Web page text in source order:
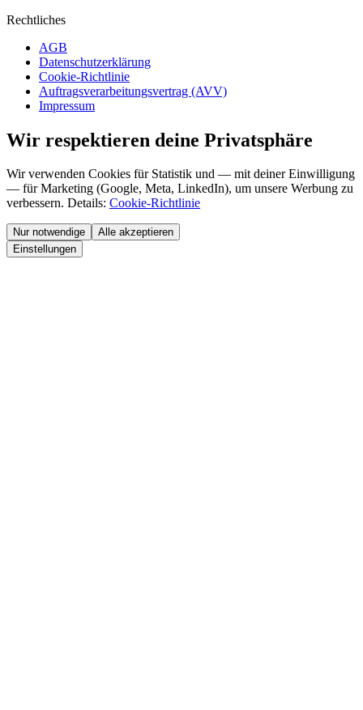
Rechtliches
AGB
Datenschutzerklärung
Cookie-Richtlinie
Auftragsverarbeitungsvertrag (AVV)
Impressum
Wir respektieren deine Privatsphäre
Wir verwenden Cookies für Statistik und — mit deiner Einwilligung
— für Marketing (Google, Meta, LinkedIn), um unsere Werbung zu
verbessern. Details: Cookie-Richtlinie
Nur notwendige
Alle akzeptieren
Einstellungen